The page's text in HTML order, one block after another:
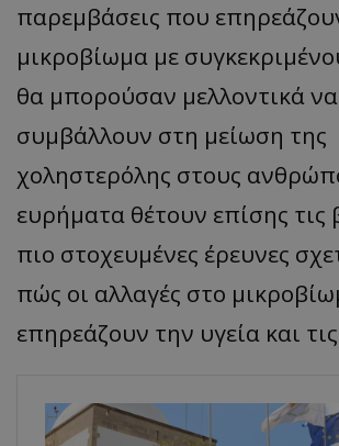
παρεμβάσεις που
μικροβίωμα με
θα μπορούσαν μελλοντικά να
συμβάλλουν στη μείωση της
χοληστερόλης στους
ευρήματα θέτουν επίσης τις
πιο στοχευμένες έρευνες
πώς οι αλλαγές στο
επηρεάζουν την υγεία και